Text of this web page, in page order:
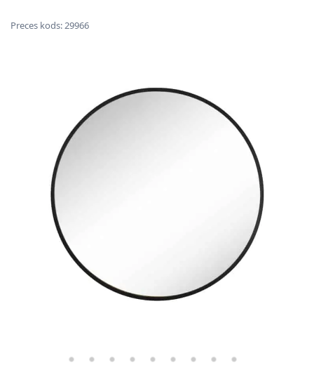
Preces kods:29966